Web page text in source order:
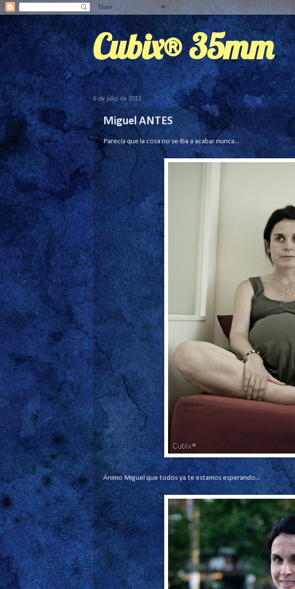
Cubix® 35mm
6 de julio de 2011
Miguel ANTES
Parecía que la cosa no se iba a acabar nunca...
Ánimo Miguel que todos ya te estamos esperando...